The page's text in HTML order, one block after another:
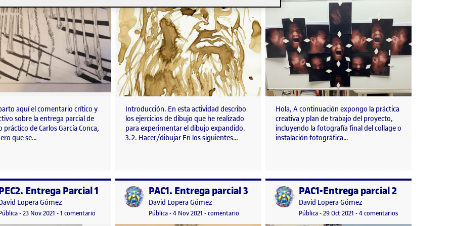
aquí el comentario crítico y
sobre la entrega parcial de
práctico de Carlos García Conca,
que se…
Introducción. En esta actividad describo
los ejercicios de dibujo que he realizado
para experimentar el dibujo expandido.
3.2. Hacer/dibujar En los siguientes…
Hola, A continuación expongo la práctica
creativa y plan de trabajo del proyecto,
incluyendo la fotografía final del collage o
instalación fotográfica…
Relato y Lenguaje.
por Entrega Parcial 1
por
Lopera Gómez
-Fecha de publicación
23 Nov 2021 -1 comentario en PEC2. Entrega Parcial 1
Publicado porPAC1. Entrega parcial 3
Publicado por
David Lopera Gómez
Visibilidad:
Pública-Fecha de publicación
4 Nov 2021 4 noviembre, 2021 11:27 pm
-comentario en PAC1. Entrega parcial 3
Publicado porPAC1-Entrega parcial 2
Publicado por
David Lopera Gómez
Visibilidad:
Pública-Fecha de publicación
29 Oct 2021 -4 comentariosen PAC1-Entrega